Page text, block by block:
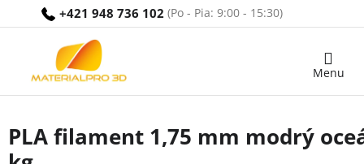
+421 948 736 102
Nákupný
PLA filament 1,75 mm modrý